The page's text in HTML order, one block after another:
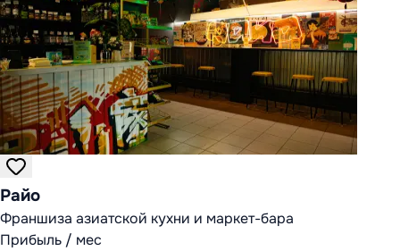
Райо
Франшиза азиатской кухни и маркет-бара
Прибыль / мес